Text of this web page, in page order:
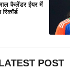
कैलेंडर ईयर में
POST